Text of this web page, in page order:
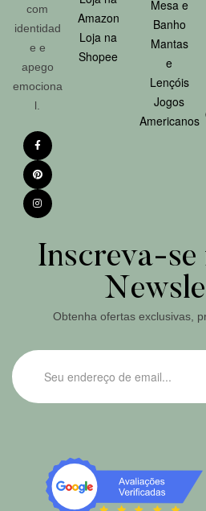
com
identidad
e e
apego
emociona
l.
Amazon
Loja na
Shopee
Mesa e
Banho
Mantas
e
Lençóis
Jogos
Americanos
Inscreva-se
Obtenha ofertas exclusivas,